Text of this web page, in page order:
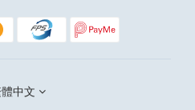
中文